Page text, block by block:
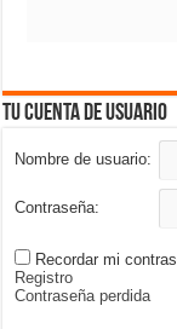
Tu cuenta de usuario
Nombre de usuario:
Contraseña:
Recordar mi
Registro
Contraseña perdida